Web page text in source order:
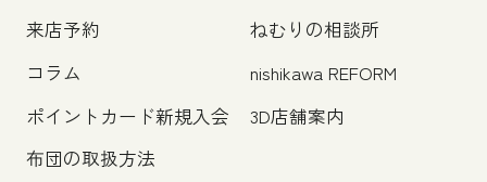
来店予約
コラム
ポイントカード新規入会
布団の取扱方法
ねむりの相談所
nishikawa REFORM
3D店舗案内